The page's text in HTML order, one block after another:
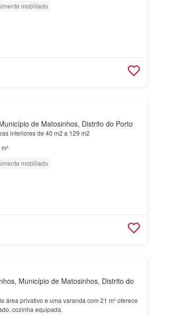
mobiliado
de Matosinhos, Distrito do Porto
interiores de 40 m2 a 129 m2
mobiliado
Município de Matosinhos, Distrito do
área privativo e uma varanda com 21 m² oferece
cozinha equipada.